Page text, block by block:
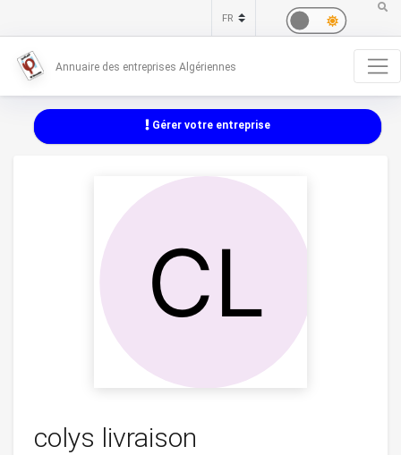
Annuaire des entreprises Algériennes
Gérer votre entreprise
colys livraison